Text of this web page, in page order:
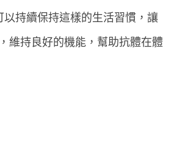
以持續保持這樣的生活習慣，讓
維持良好的機能，幫助抗體在體